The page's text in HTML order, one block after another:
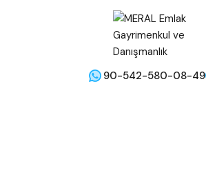
90-542-580-08-49